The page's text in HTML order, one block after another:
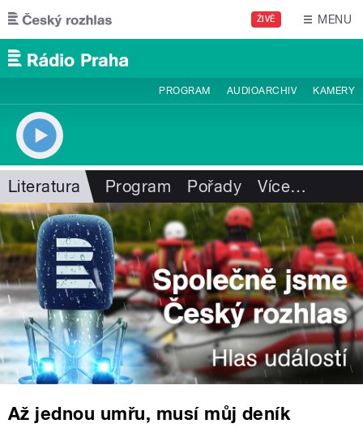
Přejít k hlavnímu obsahu
ŽIVĚ MENU
PROGRAM AUDIOARCHIV KAMERY
Literatura Program Pořady Více…
Až jednou umřu, musí můj deník